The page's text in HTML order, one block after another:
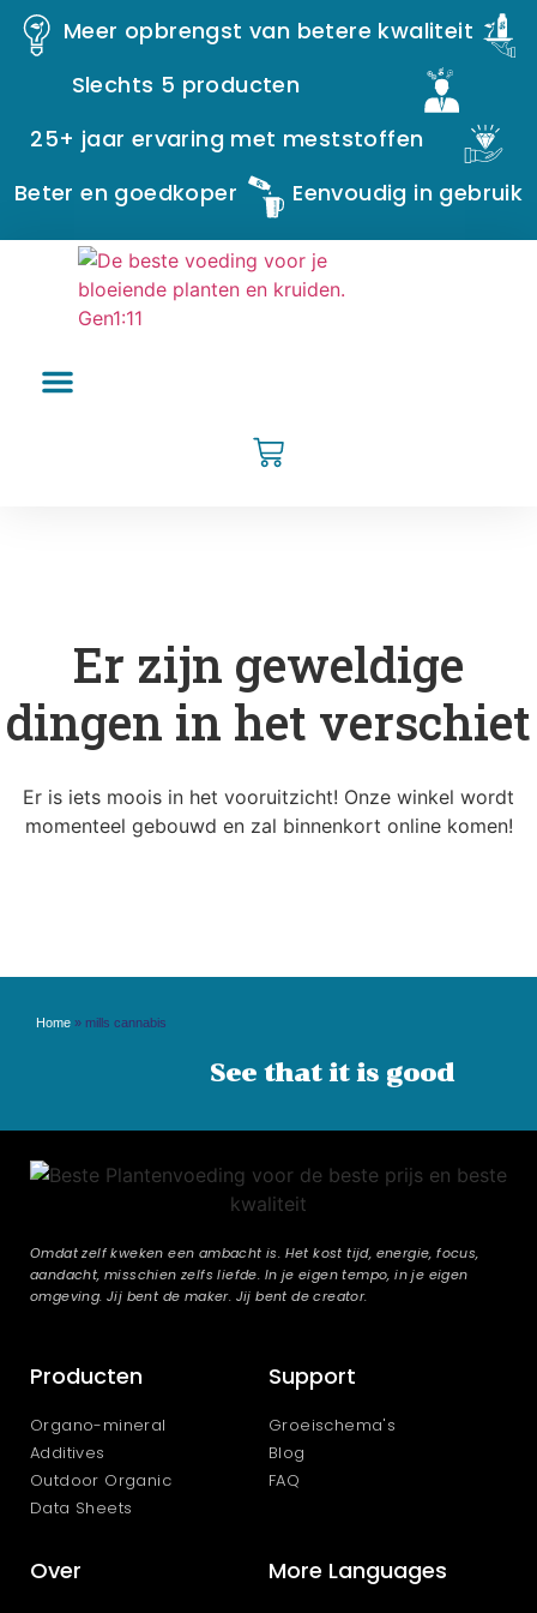
Meer opbrengst van betere kwaliteit
Slechts 5 producten
25+ jaar ervaring met meststoffen
Beter en goedkoper
Eenvoudig in gebruik
Er zijn geweldige
dingen in het verschiet
Er is iets moois in het vooruitzicht! Onze winkel wordt
momenteel gebouwd en zal binnenkort online komen!
Home » mills cannabis
See that it is good
Omdat zelf kweken een ambacht is. Het kost tijd, energie, focus,
aandacht, misschien zelfs liefde. In je eigen tempo, in je eigen
omgeving. Jij bent de maker. Jij bent de creator.
Producten
Organo-mineral
Additives
Outdoor Organic
Data Sheets
Support
Groeischema's
Blog
FAQ
Over More Languages